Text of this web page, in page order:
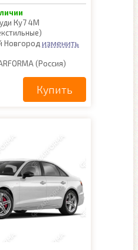
Ку7 4М
Новгород изменить
(Россия)
Купить